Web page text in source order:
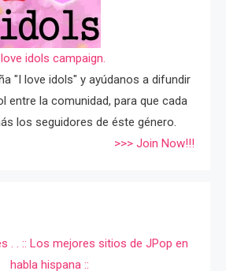
idols campaign.
"I love idols" y ayúdanos a difundir
entre la comunidad, para que cada
los seguidores de éste género.
>>> Join Now!!!